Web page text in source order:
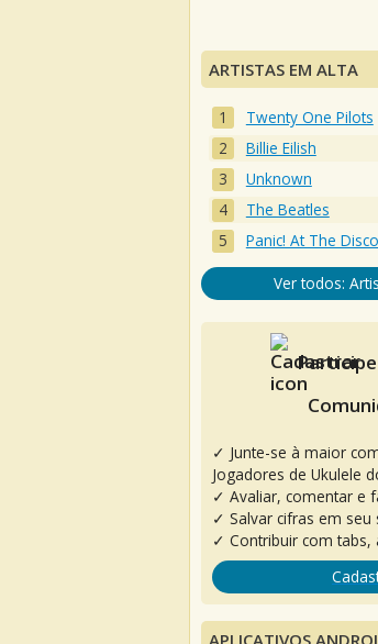
ARTISTAS EM ALTA
Twenty One Pilots
Billie Eilish
Unknown
The Beatles
Panic! At The Disco
Ver todos:
✓ Junte-se à maior
Jogadores de Ukulele
✓ Avaliar, comentar e
✓ Salvar cifras em
✓ Contribuir com tabs,
APLICATIVOS